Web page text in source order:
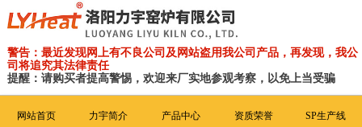
警告：最近发现网上有不良公司及网站盗用我公司产品，再发现，我公
司将追究其法律责任
提醒：请购买者提高警惕，欢迎来厂实地参观考察，以免上当受骗
网站首页 力宇简介 产品中心 资质荣誉 SP生产线